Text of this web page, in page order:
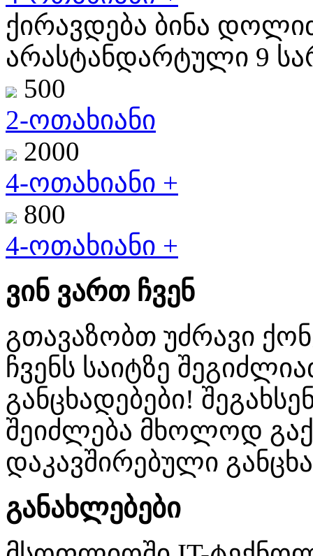
ქირავდება ბინა
არასტანდარტული 9
500
2-ოთახიანი
2000
4-ოთახიანი +
800
4-ოთახიანი +
ვინ ვართ ჩვენ
გთავაზობთ უძრავი
ჩვენს საიტზე
განცხადებები!
შეიძლება მხოლოდ
დაკავშირებული
განახლებები